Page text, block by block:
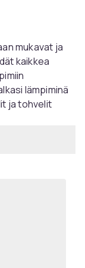
mukavat ja
kaikkea
lämpiminä
ja tohvelit